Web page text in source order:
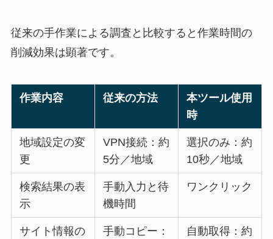
従来の手作業による調査と比較すると作業時間の
削減効果は顕著です。
作業内容 従来の方法
本ツール使用
時
地域設定の変
更
VPN接続：約
5分／地域
選択のみ：約
10秒／地域
検索結果の表
示
手動入力と待
機時間
ワンクリック
サイト情報の
手動コピー：
自動取得：約